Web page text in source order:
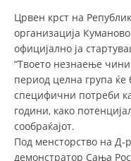
Црвен крст на
организација
официјално ja
“Твоето незнаење
период целна група
специфични потреби
години, како
сообраќајот.
Под менсторство на Д-
демонстратор Сања